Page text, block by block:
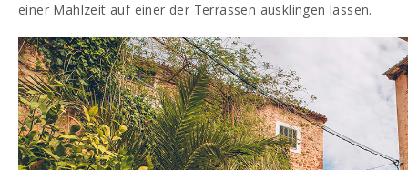
einer Mahlzeit auf einer der Terrassen ausklingen lassen.